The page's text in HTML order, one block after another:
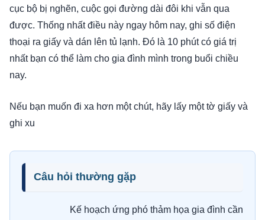
cục bộ bị nghẽn, cuộc gọi đường dài đôi khi vẫn qua
được. Thống nhất điều này ngay hôm nay, ghi số điện
thoại ra giấy và dán lên tủ lạnh. Đó là 10 phút có giá trị
nhất bạn có thể làm cho gia đình mình trong buổi chiều
nay.
Nếu bạn muốn đi xa hơn một chút, hãy lấy một tờ giấy và
ghi xu
Câu hỏi thường gặp
Kế hoạch ứng phó thảm họa gia đình cần